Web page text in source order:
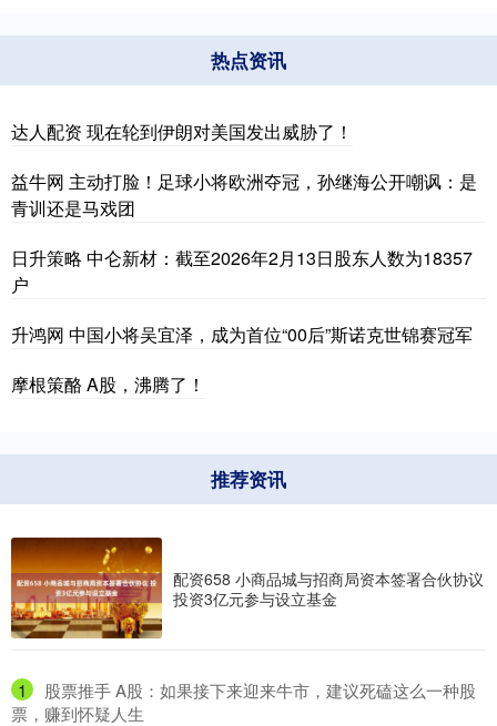
热点资讯
达人配资 现在轮到伊朗对美国发出威胁了！
益牛网 主动打脸！足球小将欧洲夺冠，孙继海公开嘲讽：是
青训还是马戏团
日升策略 中仑新材：截至2026年2月13日股东人数为18357
户
升鸿网 中国小将吴宜泽，成为首位“00后”斯诺克世锦赛冠军
摩根策酪 A股，沸腾了！
推荐资讯
配资658 小商品城与招商局资本签署合伙协议
投资3亿元参与设立基金
1
​股票推手 A股：如果接下来迎来牛市，建议死磕这么一种股
票，赚到怀疑人生